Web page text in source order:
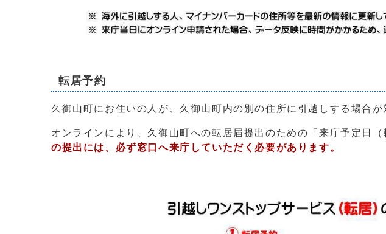
転居予約
久御山町にお住いの人が、久御山町内の別の住所に引越しする場合が
オンラインにより、久御山町への転居届提出のための「来庁予定日（
の提出には、必ず窓口へ来庁していただく必要があります。